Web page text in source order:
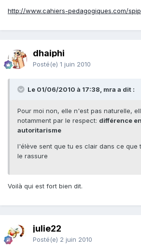
http://www.cahiers-pedagogiques.com/
dhaiphi
Posté(e) 1 juin 2010
Le 01/06/2010 à 17:38, mra a dit :
Pour moi non, elle n'est pas naturelle,
notamment par le respect: différence
autoritarisme
l'élève sent que tu es clair dans ce que
le rassure
Voilà qui est fort bien dit.
julie22
Posté(e) 2 juin 2010